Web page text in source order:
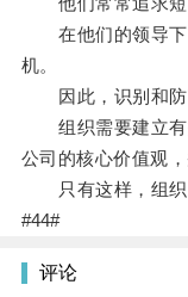
在他们的领导下
机。
因此，识别和防
组织需要建立有
公司的核心价值观
只有这样，组织
#44#
评论